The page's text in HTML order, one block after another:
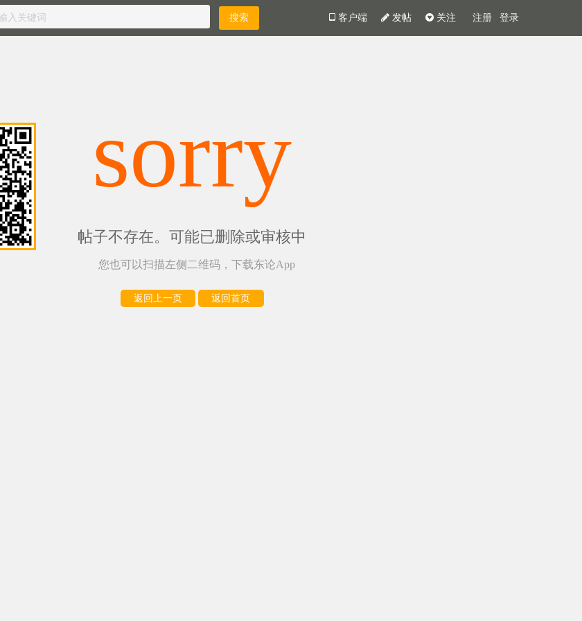
注册 登录
关注
发帖
客户端
sorry
帖子不存在。可能已删除或审核中
您也可以扫描左侧二维码，下载东论App
返回上一页 返回首页